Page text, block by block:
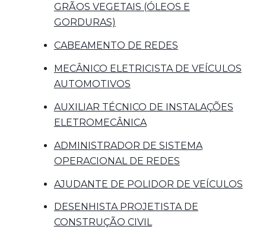
GRÃOS VEGETAIS (ÓLEOS E
GORDURAS)
CABEAMENTO DE REDES
MECÂNICO ELETRICISTA DE VEÍCULOS
AUTOMOTIVOS
AUXILIAR TÉCNICO DE INSTALAÇÕES
ELETROMECÂNICA
ADMINISTRADOR DE SISTEMA
OPERACIONAL DE REDES
AJUDANTE DE POLIDOR DE VEÍCULOS
DESENHISTA PROJETISTA DE
CONSTRUÇÃO CIVIL